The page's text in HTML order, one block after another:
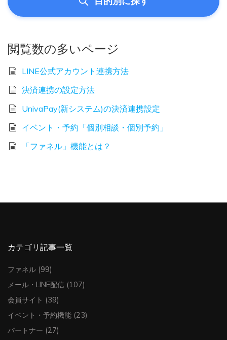
閲覧数の多いページ
LINE公式アカウント連携方法
決済連携の設定方法
UnivaPay(新システム)の決済連携設定
イベント・予約「個別相談・個別予約」
「ファネル」機能とは？
カテゴリ記事一覧
ファネル (99)
メール・LINE配信 (107)
会員サイト (39)
イベント・予約機能 (23)
パートナー (27)